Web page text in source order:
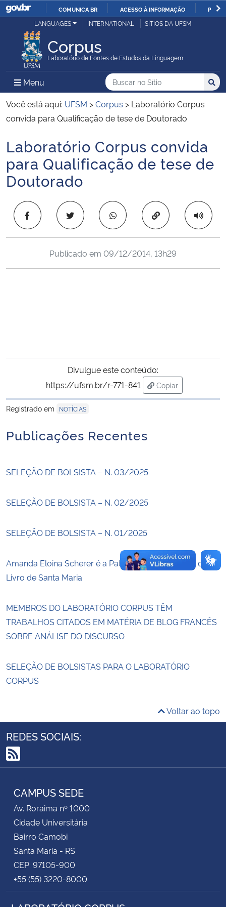
IR
COMUNICA BR ACESSO À INFORMAÇÃO
Ministério da Justiça e Segurança Pública
Ministério da Defesa
Ministério das Relações Exteriores
Ministério da Infraestrutura
Ministério da Agricultura, Pecuária e Abastecimento
Ministério da Educação
Ministério do Desenvolvimento Regional
Secretaria-Geral
Secretaria de Governo
Gabinete de Segurança Institucional
Planalto
LANGUAGES INTERNATIONAL SÍTIOS DA UFSM
Corpus
Laboratório de Fontes de Estudos da Linguagem
Menu Menu Principal do Sítio
Busca
Buscar no no Sítio
Busca:
Você está aqui: UFSM >Corpus > Laboratório Corpus
convida para Qualificação de tese de Doutorado
Início do conteúdo
Laboratório Corpus convida
para Qualificação de tese de
Doutorado
Copiar para área
Publicado em 09/12/2014, 13h29
Divulgue este conteúdo:
https://ufsm.br/r-771-841
Copiar
para área de
Registrado em
NOTÍCIAS
Publicações Recentes
SELEÇÃO DE BOLSISTA – N. 03/2025
SELEÇÃO DE BOLSISTA – N. 02/2025
SELEÇÃO DE BOLSISTA – N. 01/2025
Amanda Eloina Scherer é a Patronesse da 51ª Feira do
Livro de Santa Maria
MEMBROS DO LABORATÓRIO CORPUS TÊM
TRABALHOS CITADOS EM MATÉRIA DE BLOG FRANCÊS
SOBRE ANÁLISE DO DISCURSO
SELEÇÃO DE BOLSISTAS PARA O LABORATÓRIO
CORPUS
Voltar ao topo
REDES SOCIAIS:
RSS
CAMPUS SEDE
Av. Roraima nº 1000
Cidade Universitária
Bairro Camobi
Santa Maria - RS
CEP: 97105-900
+55 (55) 3220-8000